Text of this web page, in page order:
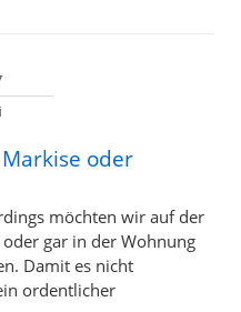
oder
möchten wir auf der
gar in der Wohnung
Damit es nicht
ordentlicher